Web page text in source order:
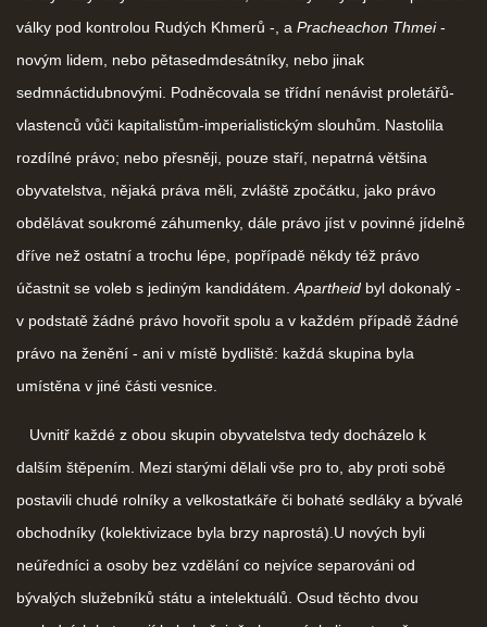
války pod kontrolou Rudých Khmerů -, a Pracheachon Thmei-
novým lidem, nebo pětasedmdesátníky, nebo jinak
sedmnáctidubnovými. Podněcovala se třídní nenávist proletářů-
vlastenců vůči kapitalistům-imperialistickým slouhům. Nastolila
rozdílné právo; nebo přesněji, pouze staří, nepatrná většina
obyvatelstva, nějaká práva měli, zvláště zpočátku, jako právo
obdělávat soukromé záhumenky, dále právo jíst v povinné jídelně
dříve než ostatní a trochu lépe, popřípadě někdy též právo
účastnit se voleb s jediným kandidátem. Apartheid byl dokonalý -
v podstatě žádné právo hovořit spolu a v každém případě žádné
právo na ženění - ani v místě bydliště: každá skupina byla
umístěna v jiné části vesnice.
Uvnitř každé z obou skupin obyvatelstva tedy docházelo k
dalším štěpením. Mezi starými dělali vše pro to, aby proti sobě
postavili chudé rolníky a velkostatkáře či bohaté sedláky a bývalé
obchodníky (kolektivizace byla brzy naprostá).U nových byli
neúředníci a osoby bez vzdělání co nejvíce separováni od
bývalých služebníků státu a intelektuálů. Osud těchto dvou